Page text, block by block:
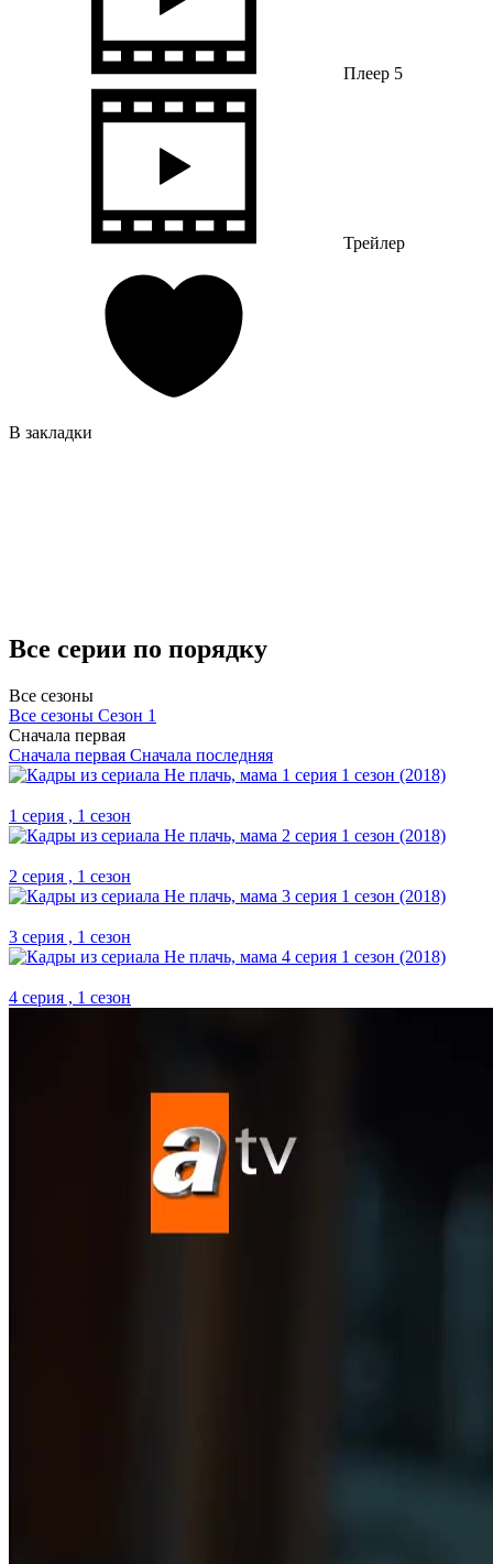
Плеер 5
Трейлер
В закладки
Все серии по порядку
Все сезоны
Все сезоны Сезон 1
Сначала первая
Сначала первая Сначала последняя
1 серия , 1 сезон
2 серия , 1 сезон
3 серия , 1 сезон
4 серия , 1 сезон